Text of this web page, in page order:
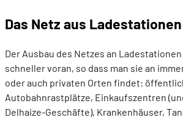
Das Netz aus
Der Ausbau des Netzes an
schneller voran, so dass man sie an
oder auch privaten Orten findet:
Autobahnrastplätze, Einkaufszentren
Delhaize-Geschäfte), Krankenhäuser,